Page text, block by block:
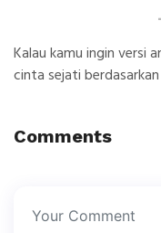
Kalau kamu ingin versi
cinta sejati
Comments